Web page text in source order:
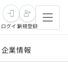
ログイン新規登録
企業情報